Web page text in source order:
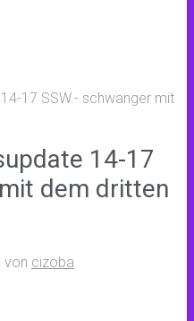
17 SSW.- schwanger mit
14-17
dem dritten
von cizoba